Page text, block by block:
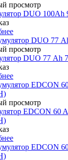
просмотр
DUO
просмотр
DUO 77 Аh
просмотр
EDCON 60